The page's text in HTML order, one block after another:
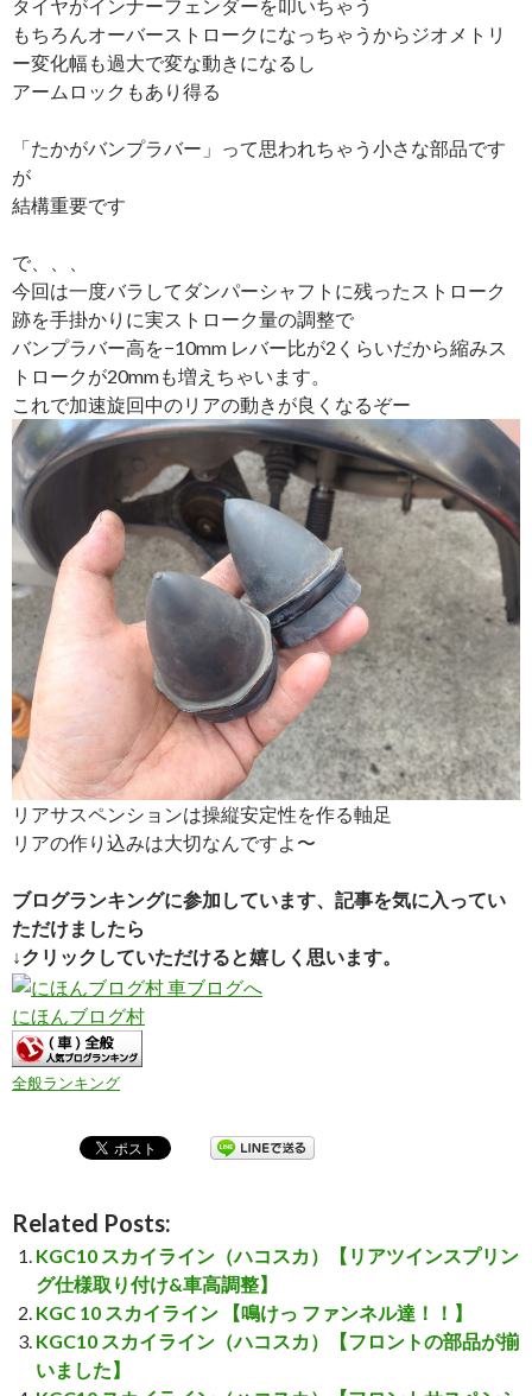
タイヤがインナーフェンダーを叩いちゃう
もちろんオーバーストロークになっちゃうからジオメトリ
ー変化幅も過大で変な動きになるし
アームロックもあり得る
「たかがバンプラバー」って思われちゃう小さな部品です
が
結構重要です
で、、、
今回は一度バラしてダンパーシャフトに残ったストローク
跡を手掛かりに実ストローク量の調整で
バンプラバー高を−10mm レバー比が2くらいだから縮みス
トロークが20mmも増えちゃいます。
これで加速旋回中のリアの動きが良くなるぞー
リアサスペンションは操縦安定性を作る軸足
リアの作り込みは大切なんですよ〜
ブログランキングに参加しています、記事を気に入ってい
ただけましたら
↓クリックしていただけると嬉しく思います。
にほんブログ村
全般ランキング
Related Posts:
KGC10 スカイライン（ハコスカ）【リアツインスプリン
グ仕様取り付け&車高調整】
KGC 10 スカイライン 【鳴けっ ファンネル達！！】
KGC10 スカイライン（ハコスカ）【フロントの部品が揃
いました】